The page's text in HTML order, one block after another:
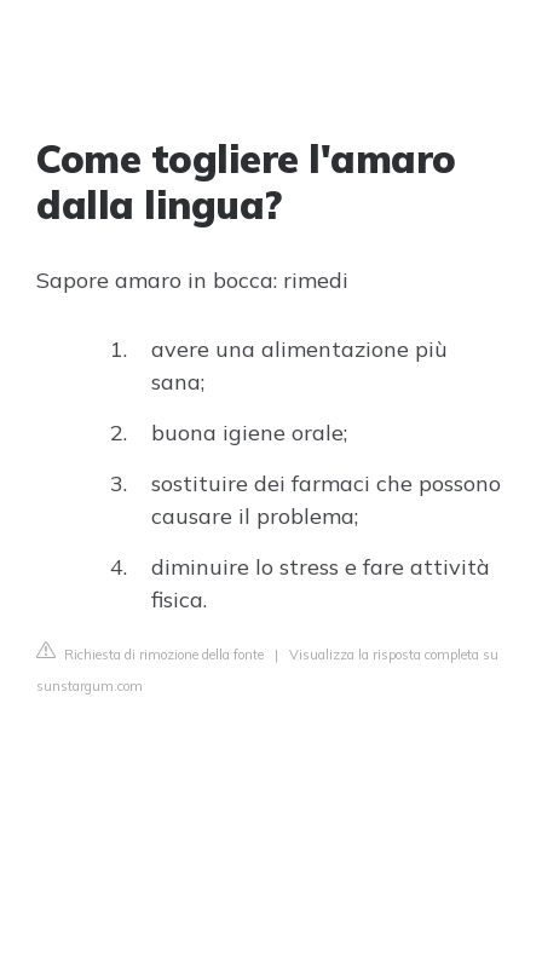
Come togliere l'amaro
dalla lingua?
Sapore amaro in bocca: rimedi
avere una alimentazione più
sana;
buona igiene orale;
sostituire dei farmaci che possono
causare il problema;
diminuire lo stress e fare attività
fisica.
Richiesta di rimozione della fonte | Visualizza la risposta completa su
sunstargum.com